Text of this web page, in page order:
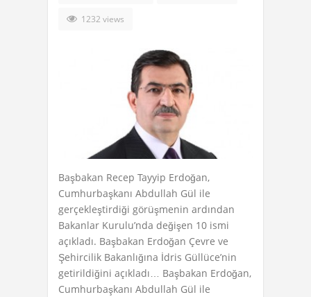
1232 views
Başbakan Recep Tayyip Erdoğan,
Cumhurbaşkanı Abdullah Gül ile
gerçekleştirdiği görüşmenin ardından
Bakanlar Kurulu’nda değişen 10 ismi
açıkladı. Başbakan Erdoğan Çevre ve
Şehircilik Bakanlığına İdris Güllüce’nin
getirildiğini açıkladı… Başbakan Erdoğan,
Cumhurbaşkanı Abdullah Gül ile